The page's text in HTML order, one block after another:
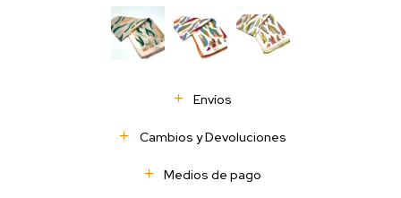
Envíos
Cambios y Devoluciones
Medios de pago